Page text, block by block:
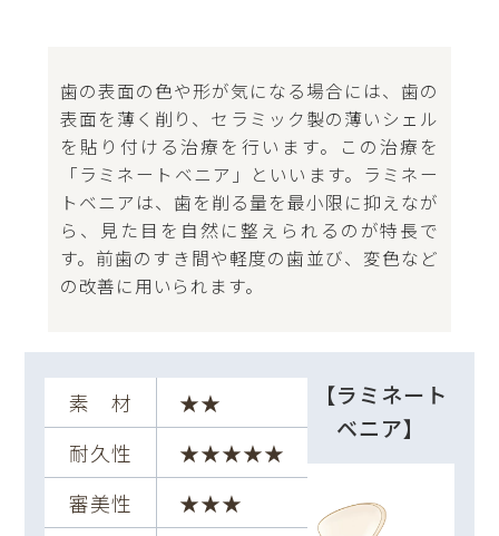
歯の表面の色や形が気になる場合には、歯の
表面を薄く削り、セラミック製の薄いシェル
を貼り付ける治療を行います。この治療を
「ラミネートベニア」といいます。ラミネー
トベニアは、歯を削る量を最小限に抑えなが
ら、見た目を自然に整えられるのが特長で
す。前歯のすき間や軽度の歯並び、変色など
の改善に用いられます。
素 材
★★
耐久性
★★★★★
審美性
★★★
【ラミネート
ベニア】